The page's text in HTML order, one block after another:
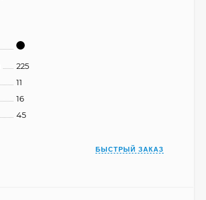
225
11
16
45
БЫСТРЫЙ ЗАКАЗ